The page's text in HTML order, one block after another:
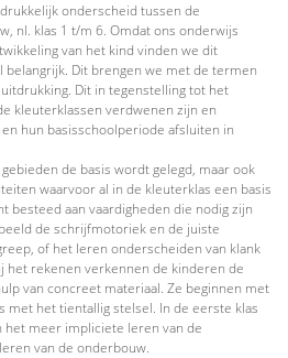
onderscheid tussen de
nl. klas 1 t/m 6. Omdat ons onderwijs
van het kind vinden we dit
belangrijk. Dit brengen we met de termen
uitdrukking. Dit in tegenstelling tot het
kleuterklassen verdwenen zijn en
hun basisschoolperiode afsluiten in
de basis wordt gelegd, maar ook
waarvoor al in de kleuterklas een basis
besteed aan vaardigheden die nodig zijn
de schrijfmotoriek en de juiste
of het leren onderscheiden van klank
het rekenen verkennen de kinderen de
van concreet materiaal. Ze beginnen met
met het tientallig stelsel. In de eerste klas
het meer impliciete leren van de
van de onderbouw.